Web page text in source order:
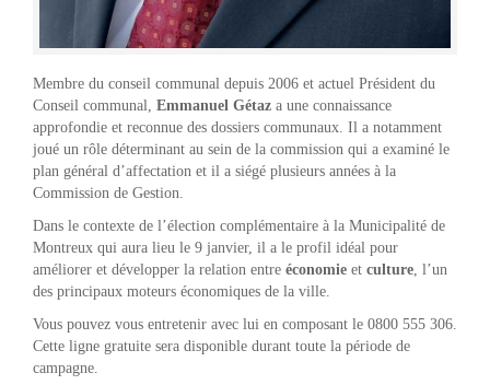
Membre du conseil communal depuis 2006 et actuel Président du
Conseil communal, Emmanuel Gétaz a une connaissance
approfondie et reconnue des dossiers communaux. Il a notamment
joué un rôle déterminant au sein de la commission qui a examiné le
plan général d’affectation et il a siégé plusieurs années à la
Commission de Gestion.
Dans le contexte de l’élection complémentaire à la Municipalité de
Montreux qui aura lieu le 9 janvier, il a le profil idéal pour
améliorer et développer la relation entre économie et culture, l’un
des principaux moteurs économiques de la ville.
Vous pouvez vous entretenir avec lui en composant le 0800 555 306.
Cette ligne gratuite sera disponible durant toute la période de
campagne.